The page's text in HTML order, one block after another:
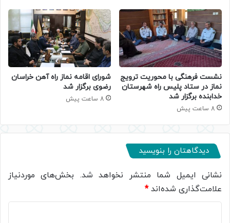
نشست فرهنگی با محوریت ترویج
نماز در ستاد پلیس راه شهرستان
خدابنده برگزار شد
8 ساعت پیش
شورای اقامه نماز راه آهن خراسان
رضوی برگزار شد
8 ساعت پیش
دیدگاهتان را بنویسید
نشانی ایمیل شما منتشر نخواهد شد. بخش‌های موردنیاز
علامت‌گذاری شده‌اند*